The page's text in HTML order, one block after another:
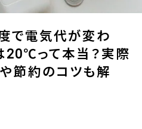
で電気代が変わ
20℃って本当？実際
節約のコツも解